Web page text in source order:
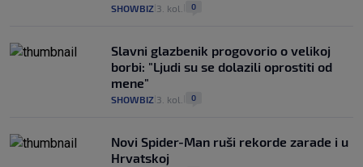
SHOWBIZ 3. kol. 0
Slavni glazbenik progovorio o velikoj
borbi: "Ljudi su se dolazili oprostiti od
mene"
SHOWBIZ 3. kol. 0
Novi Spider-Man ruši rekorde zarade i u
Hrvatskoj